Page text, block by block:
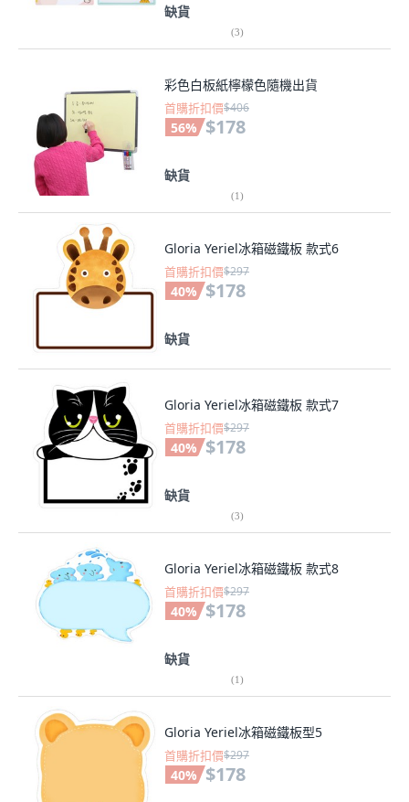
缺貨
(3)
彩色白板紙檸檬色隨機出貨
首購折扣價$406
56% $178
缺貨
(1)
Gloria Yeriel冰箱磁鐵板 款式6
首購折扣價$297
40% $178
缺貨
Gloria Yeriel冰箱磁鐵板 款式7
首購折扣價$297
40% $178
缺貨
(3)
Gloria Yeriel冰箱磁鐵板 款式8
首購折扣價$297
40% $178
缺貨
(1)
Gloria Yeriel冰箱磁鐵板型5
首購折扣價$297
40% $178